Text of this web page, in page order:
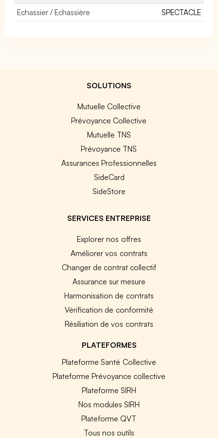
Echassier / Echassière
SPECTACLE
SOLUTIONS
Mutuelle Collective
Prévoyance Collective
Mutuelle TNS
Prévoyance TNS
Assurances Professionnelles
SideCard
SideStore
SERVICES ENTREPRISE
Explorer nos offres
Améliorer vos contrats
Changer de contrat collectif
Assurance sur mesure
Harmonisation de contrats
Vérification de conformité
Résiliation de vos contrats
PLATEFORMES
Plateforme Santé Collective
Plateforme Prévoyance collective
Plateforme SIRH
Nos modules SIRH
Plateforme QVT
Tous nos outils